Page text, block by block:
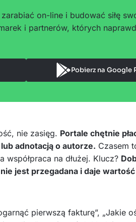
on-line i budować siłę
i partnerów, których
Pobierz na Google
nie zasięg. Portale chętnie
adnotacją o autorze. Czasem
współpraca na dłużej. Klucz?
jest przegadana i daje
pierwszą fakturę”, „Jakie